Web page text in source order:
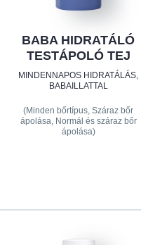
BABA HIDRATÁLÓ
TESTÁPOLÓ TEJ
MINDENNAPOS HIDRATÁLÁS,
BABAILLATTAL
(Minden bőrtípus, Száraz bőr
ápolása, Normál és száraz bőr
ápolása)